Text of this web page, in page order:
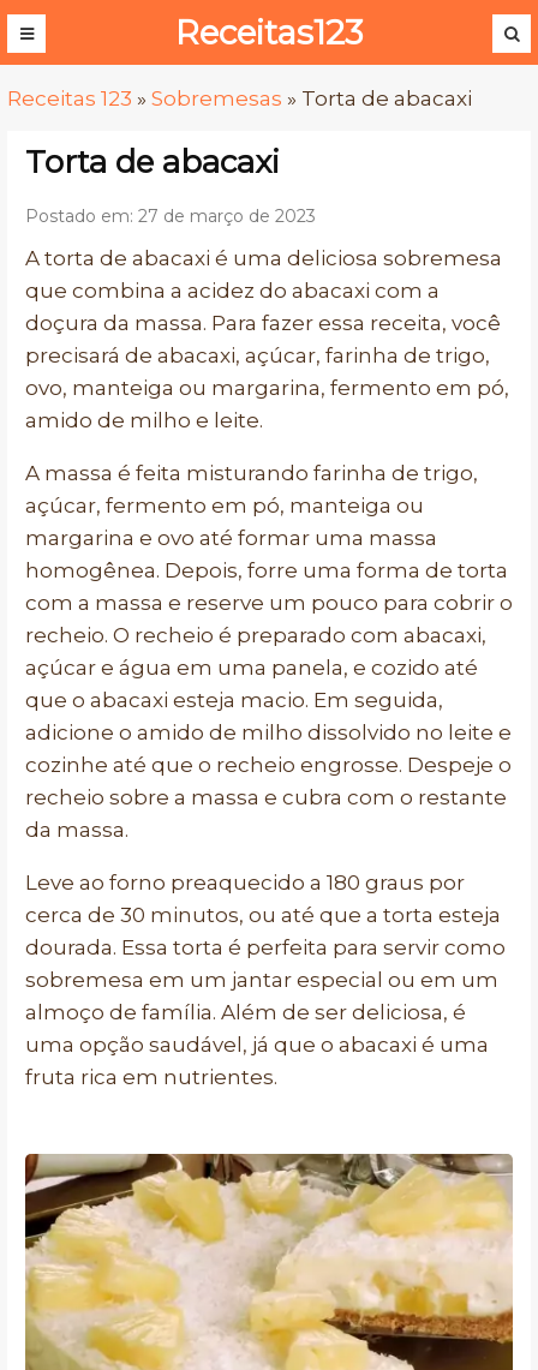
Receitas123
Receitas 123 » Sobremesas » Torta de abacaxi
Torta de abacaxi
Postado em: 27 de março de 2023
A torta de abacaxi é uma deliciosa sobremesa
que combina a acidez do abacaxi com a
doçura da massa. Para fazer essa receita, você
precisará de abacaxi, açúcar, farinha de trigo,
ovo, manteiga ou margarina, fermento em pó,
amido de milho e leite.
A massa é feita misturando farinha de trigo,
açúcar, fermento em pó, manteiga ou
margarina e ovo até formar uma massa
homogênea. Depois, forre uma forma de torta
com a massa e reserve um pouco para cobrir o
recheio. O recheio é preparado com abacaxi,
açúcar e água em uma panela, e cozido até
que o abacaxi esteja macio. Em seguida,
adicione o amido de milho dissolvido no leite e
cozinhe até que o recheio engrosse. Despeje o
recheio sobre a massa e cubra com o restante
da massa.
Leve ao forno preaquecido a 180 graus por
cerca de 30 minutos, ou até que a torta esteja
dourada. Essa torta é perfeita para servir como
sobremesa em um jantar especial ou em um
almoço de família. Além de ser deliciosa, é
uma opção saudável, já que o abacaxi é uma
fruta rica em nutrientes.